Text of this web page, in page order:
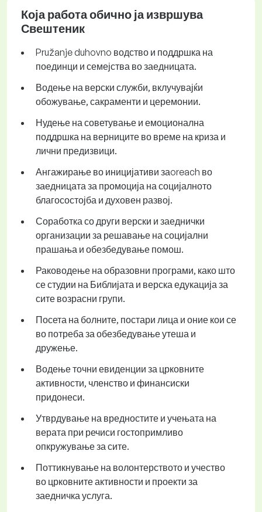
Која работа обично ја извршува
Свештеник
Pružanje duhovno водство и поддршка на
поединци и семејства во заедницата.
Водење на верски служби, вклучувајќи
обожување, сакраменти и церемонии.
Нудење на советување и емоционална
поддршка на верниците во време на криза и
лични предизвици.
Ангажирање во иницијативи заoreach во
заедницата за промоција на социјалното
благосостојба и духовен развој.
Соработка со други верски и заеднички
организации за решавање на социјални
прашања и обезбедување помош.
Раководење на образовни програми, како што
се студии на Библијата и верска едукација за
сите возрасни групи.
Посета на болните, постари лица и оние кои се
во потреба за обезбедување утеша и
дружење.
Водење точни евиденции за црковните
активности, членство и финансиски
придонеси.
Утврдување на вредностите и учењата на
верата при речиси гостопримливо
опкружување за сите.
Поттикнување на волонтерството и учество
во црковните активности и проекти за
заедничка услуга.